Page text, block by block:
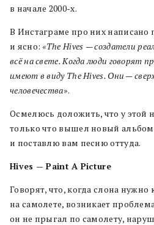
в начале 2000-х.
В Инстаграме про них написано
и ясно:«The Hives — создатели
всё на свете. Когда люди говорят
имеют в виду TheHives. Они —
человечества».
Осмелюсь доложить, что у этой
только что вышел новый альбом
и поставлю вам песню оттуда.
Hives — Paint A Picture
Говорят, что, когда слона нужно
на самолете, возникает
он не прыгал по самолету,